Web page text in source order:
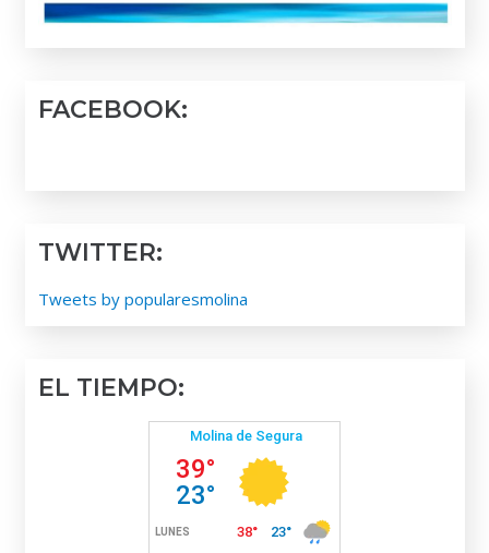
FACEBOOK:
TWITTER:
Tweets by popularesmolina
EL TIEMPO: